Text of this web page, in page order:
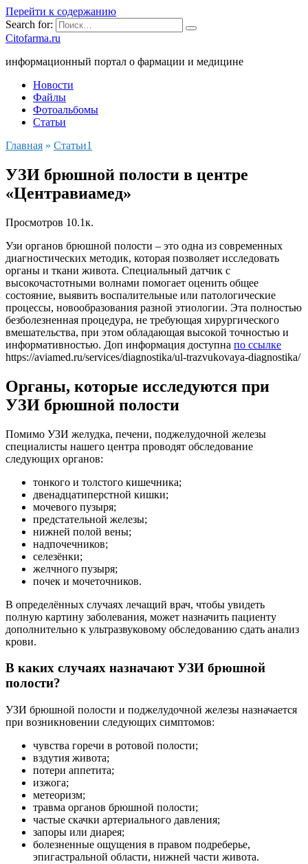
Перейти к содержанию
Search for:
Citofarma.ru
информационный портал о фармации и медицине
Новости
Файлы
Фотоальбомы
Статьи
Главная » Cтатьи1
УЗИ брюшной полости в центре
«Центравиамед»
Просмотров 10.1к.
Узи органов брюшной полости – это одна из современных
диагностических методик, которая позволяет исследовать
органы и ткани живота. Специальный датчик с
высокочастотными волнами помогает оценить общее
состояние, выявить воспалительные или патологические
процессы, новообразования разной этиологии. Эта полностью
безболезненная процедура, не требующая хирургического
вмешательства, при этом обладающая высокой точностью и
информативностью. Доп информация доступна по ссылке
https://aviamed.ru/services/diagnostika/ul-trazvukovaya-diagnostika/
Органы, которые исследуются при
УЗИ брюшной полости
Помимо УЗИ желудка, печени, поджелудочной железы
специалисты нашего центра проводят обследование
следующих органов:
тонкого и толстого кишечника;
двенадцатиперстной кишки;
мочевого пузыря;
предстательной железы;
нижней полой вены;
надпочечников;
селезёнки;
желчного пузыря;
почек и мочеточников.
В определённых случаях лечащий врач, чтобы увидеть
полную картину заболевания, может назначить пациенту
дополнительно к ультразвуковому обследованию сдать анализ
крови.
В каких случаях назначают УЗИ брюшной
полости?
УЗИ брюшной полости и поджелудочной железы назначается
при возникновении следующих симптомов:
чувства горечи в ротовой полости;
вздутия живота;
потери аппетита;
изжога;
метеоризм;
травма органов брюшной полости;
частые скачки артериального давления;
запоры или диарея;
болезненные ощущения в правом подреберье,
эпигастральной области, нижней части живота.